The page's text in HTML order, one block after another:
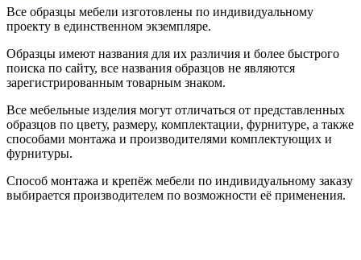
Все образцы мебели изготовлены по индивидуальному
проекту в единственном экземпляре.
Образцы имеют названия для их различия и более быстрого
поиска по сайту, все названия образцов не являются
зарегистрированным товарным знаком.
Все мебельные изделия могут отличаться от представленных
образцов по цвету, размеру, комплектации, фурнитуре, а также
способами монтажа и производителями комплектующих и
фурнитуры.
Способ монтажа и крепёж мебели по индивидуальному заказу
выбирается производителем по возможности её применения.